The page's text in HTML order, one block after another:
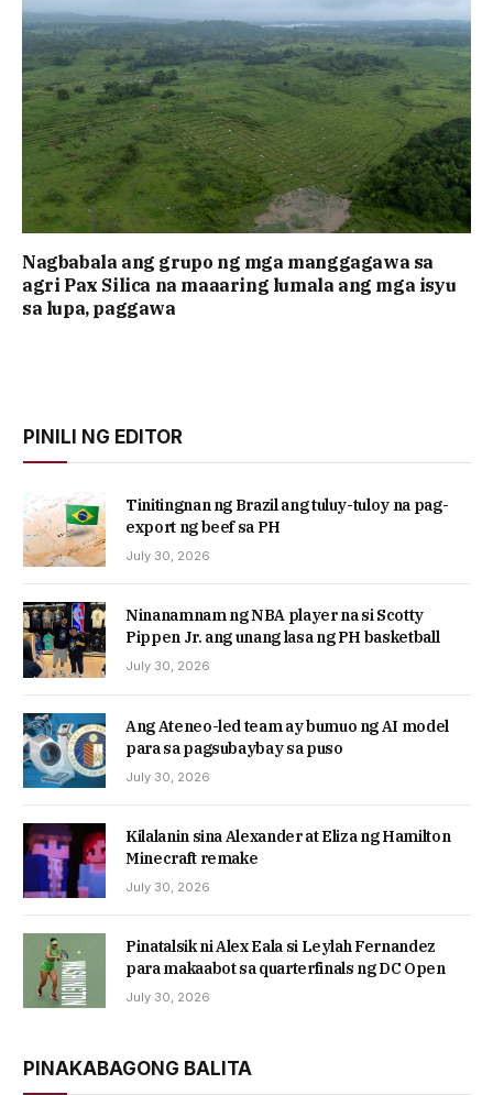
Nagbabala ang grupo ng mga manggagawa sa
agri Pax Silica na maaaring lumala ang mga isyu
sa lupa, paggawa
PINILI NG EDITOR
Tinitingnan ng Brazil ang tuluy-tuloy na pag-
export ng beef sa PH
July 30, 2026
Ninanamnam ng NBA player na si Scotty
Pippen Jr. ang unang lasa ng PH basketball
July 30, 2026
Ang Ateneo-led team ay bumuo ng AI model
para sa pagsubaybay sa puso
July 30, 2026
Kilalanin sina Alexander at Eliza ng Hamilton
Minecraft remake
July 30, 2026
Pinatalsik ni Alex Eala si Leylah Fernandez
para makaabot sa quarterfinals ng DC Open
July 30, 2026
PINAKABAGONG BALITA